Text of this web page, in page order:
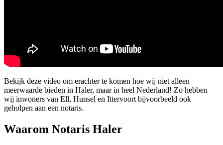
Bekijk deze video om erachter te komen hoe wij niet alleen
meerwaarde bieden in Haler, maar in heel Nederland! Zo hebben
wij inwoners van Ell, Hunsel en Ittervoort bijvoorbeeld ook
geholpen aan een notaris.
Waarom Notaris Haler